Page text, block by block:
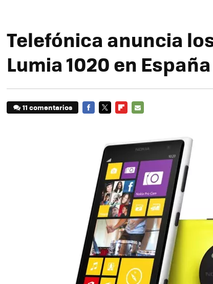
Telefónica anuncia
Lumia 1020 en España
11 comentarios